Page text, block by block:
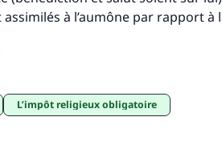
à l’aumône par rapport à
l’impôt religieux obligatoire